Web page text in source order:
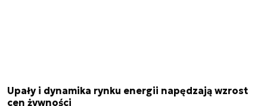
Upały i dynamika rynku energii napędzają wzrost
cen żywności